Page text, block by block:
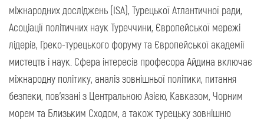
міжнародних досліджень (ISA), Турецької Атлантичної ради,
Асоціації політичних наук Туреччини, Європейської мережі
лідерів, Греко-турецького форуму та Європейської академії
мистецтв і наук. Сфера інтересів професора Айдина включає
міжнародну політику, аналіз зовнішньої політики, питання
безпеки, пов'язані з Центральною Азією, Кавказом, Чорним
морем та Близьким Сходом, а також турецьку зовнішню